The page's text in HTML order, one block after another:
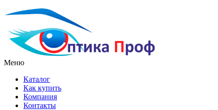
Меню
Каталог
Как купить
Компания
Контакты